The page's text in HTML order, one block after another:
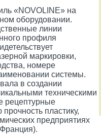
«NOVOLINE» на
оборудовании.
линии
профиля
маркировки,
номере
системы.
в создании
техническими
рецептурные
пластику,
предприятиях